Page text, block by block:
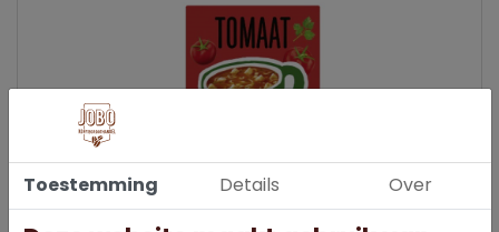
Toestemming Details Over